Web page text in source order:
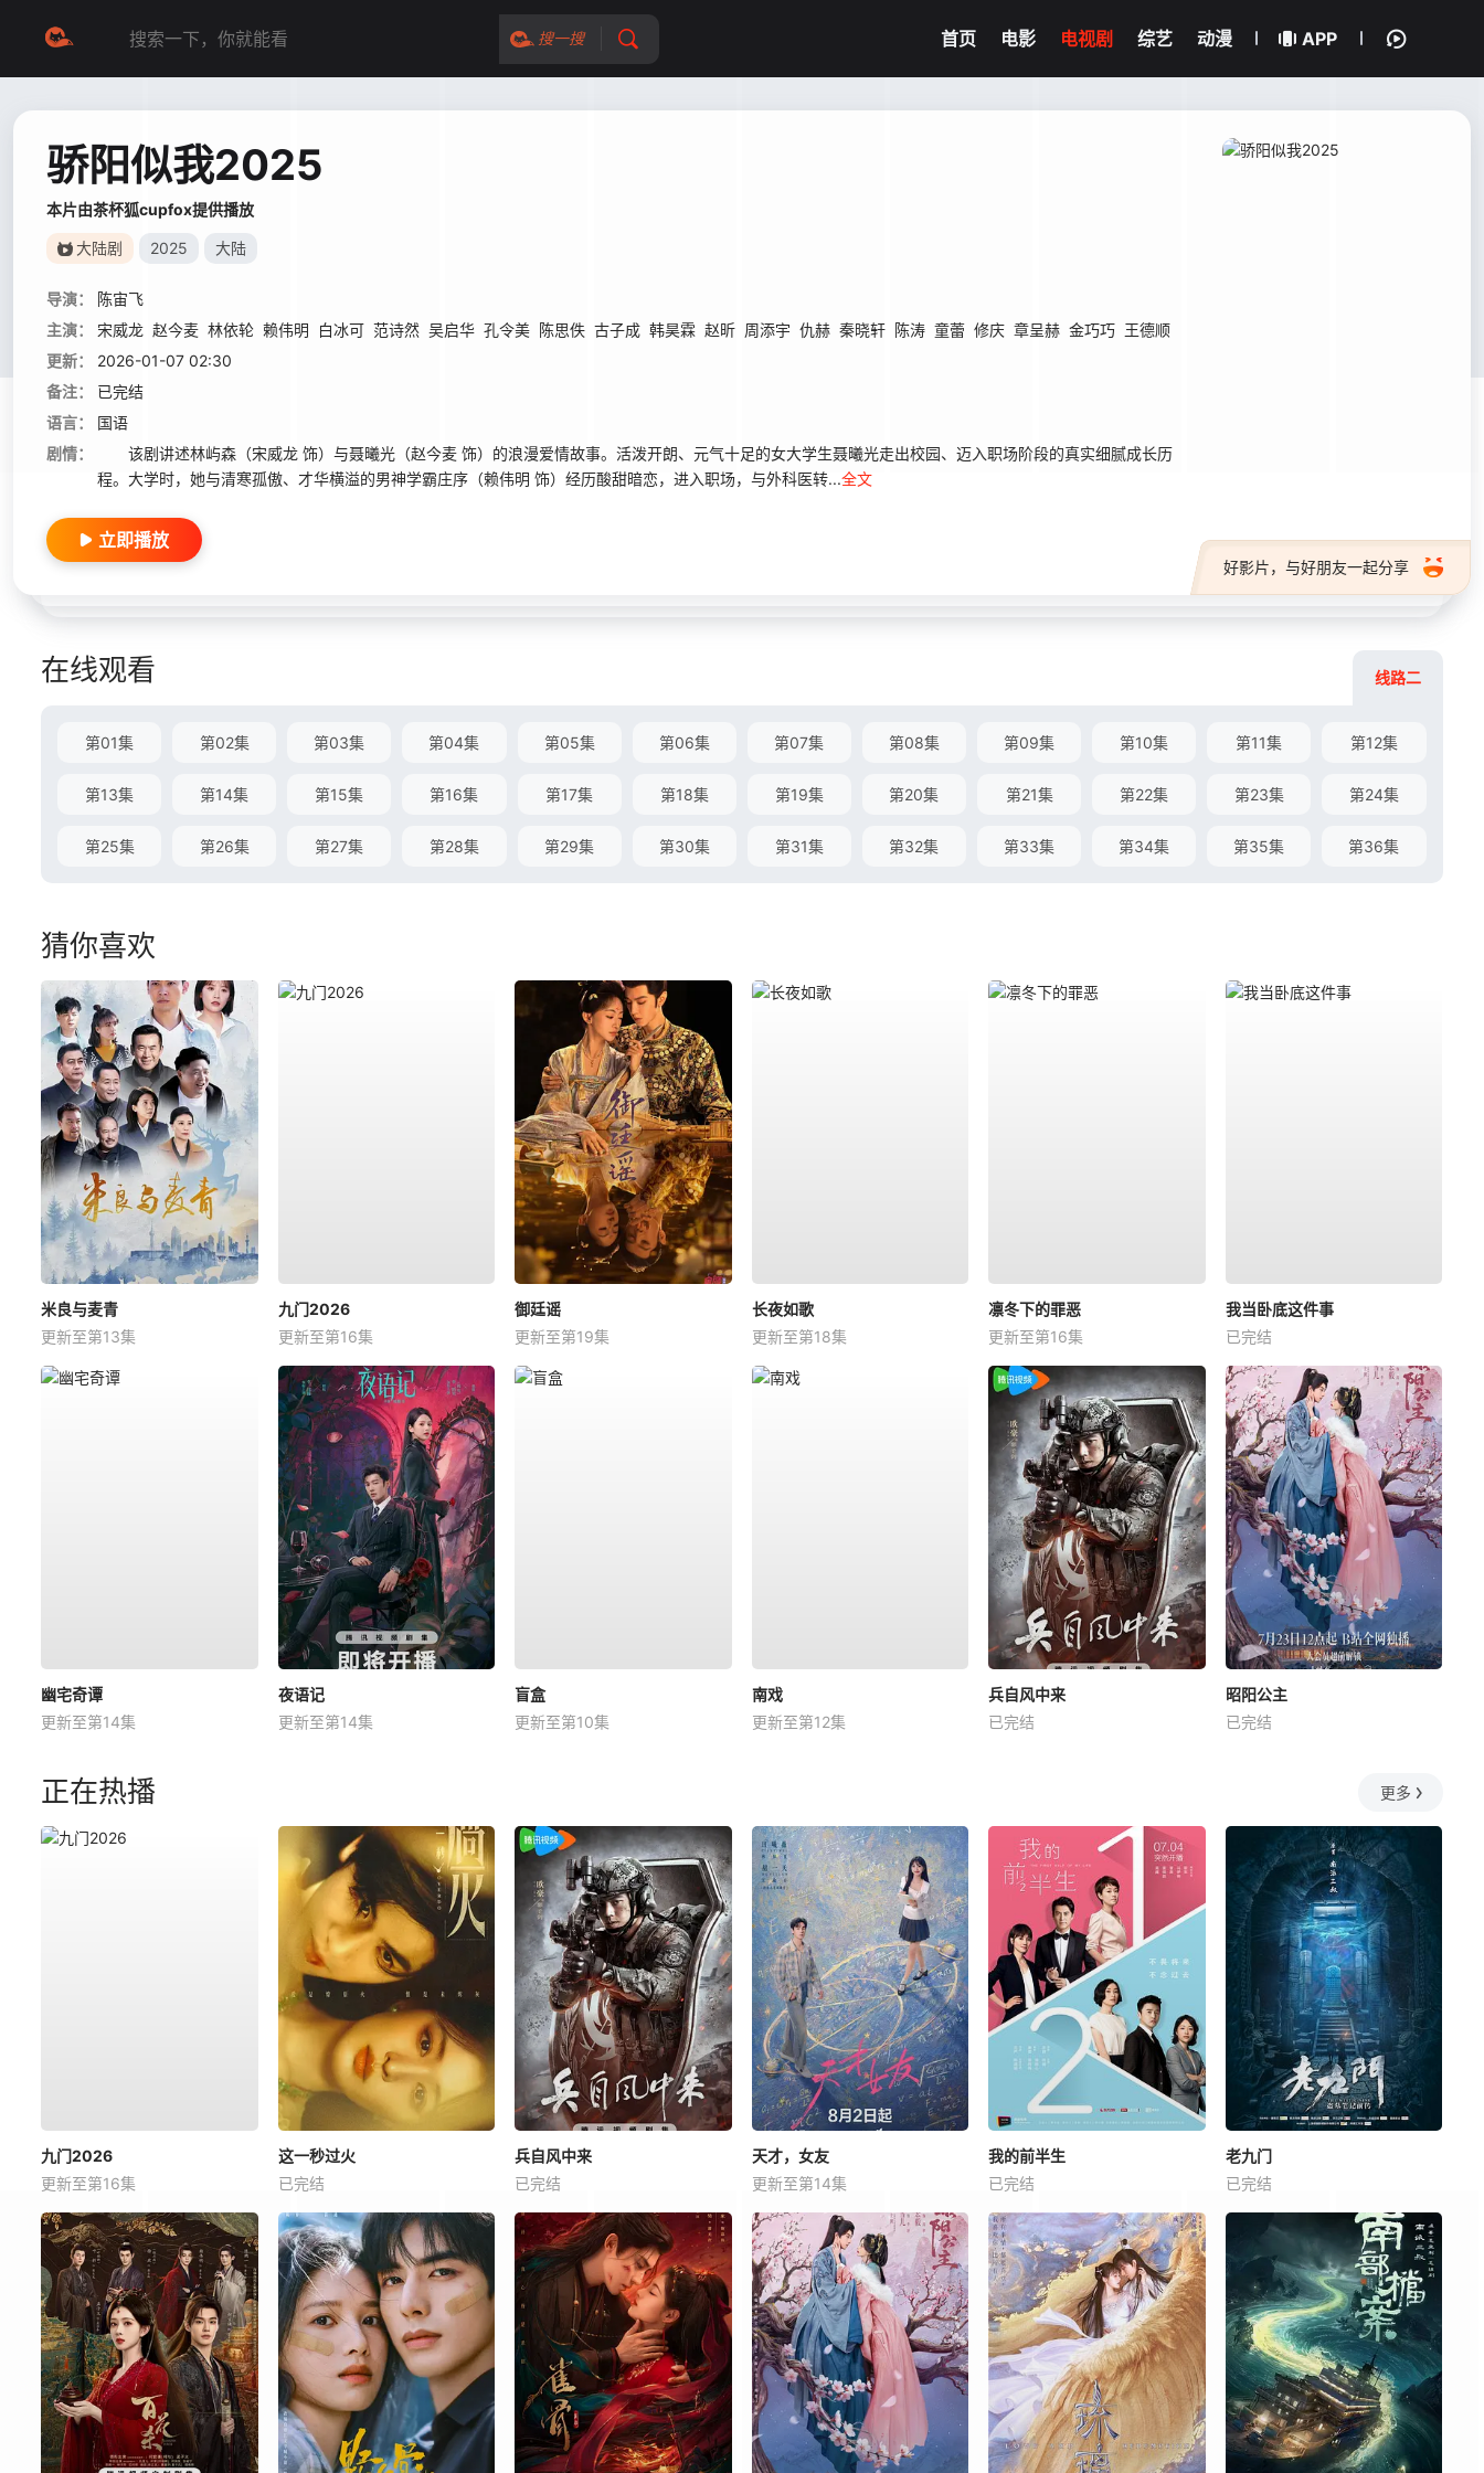
搜一搜 首页 电影 电视剧 综艺 动漫 APP
骄阳似我2025
本片由茶杯狐cupfox提供播放
大陆剧 2025 大陆
导演：
陈宙飞
主演：
宋威龙 赵今麦 林依轮 赖伟明 白冰可 范诗然 吴启华 孔令美 陈思佚 古子成 韩昊霖 赵昕 周添宇 仇赫 秦晓轩 陈涛 童蕾 修庆 章呈赫 金巧巧 王德顺
更新：
2026-01-07 02:30
备注：
已完结
语言：
国语
剧情：
该剧讲述林屿森（宋威龙 饰）与聂曦光（赵今麦 饰）的浪漫爱情故事。活泼开朗、元气十足的女大学生聂曦光走出校园、迈入职场阶段的真实细腻成长历
程。大学时，她与清寒孤傲、才华横溢的男神学霸庄序（赖伟明 饰）经历酸甜暗恋，进入职场，与外科医转...全文
好影片，与好朋友一起分享
立即播放
在线观看 线路二
第01集 第02集 第03集 第04集 第05集 第06集 第07集 第08集 第09集 第10集 第11集 第12集
第13集 第14集 第15集 第16集 第17集 第18集 第19集 第20集 第21集 第22集 第23集 第24集
第25集 第26集 第27集 第28集 第29集 第30集 第31集 第32集 第33集 第34集 第35集 第36集
猜你喜欢
米良与麦青
更新至第13集
九门2026
更新至第16集
御廷谣
更新至第19集
长夜如歌
更新至第18集
凛冬下的罪恶
更新至第16集
我当卧底这件事
已完结
幽宅奇谭
更新至第14集
夜语记
更新至第14集
盲盒
更新至第10集
南戏
更新至第12集
兵自风中来
已完结
昭阳公主
已完结
正在热播 更多
九门2026
更新至第16集
这一秒过火
已完结
兵自风中来
已完结
天才，女友
更新至第14集
我的前半生
已完结
老九门
已完结